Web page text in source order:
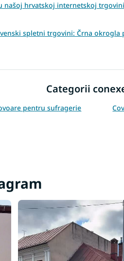
našoj hrvatskoj internetskoj
spletni trgovini: Črna okrogla
Categorii
pentru sufragerie